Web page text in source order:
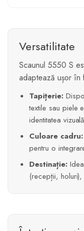
Versatilitate
Scaunul 5550 S
adaptează ușor în
Tapițerie:
textile sau piele
identitatea
Culoare cadru:
pentru o
Destinație:
(recepții,